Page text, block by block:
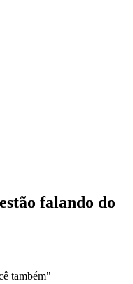
falando do
também"